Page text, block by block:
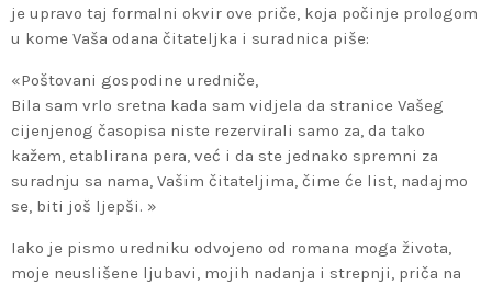
je upravo taj formalni okvir ove priče, koja počinje prologom
u kome Vaša odana čitateljka i suradnica piše:
«Poštovani gospodine uredniče,
Bila sam vrlo sretna kada sam vidjela da stranice Vašeg
cijenjenog časopisa niste rezervirali samo za, da tako
kažem, etablirana pera, već i da ste jednako spremni za
suradnju sa nama, Vašim čitateljima, čime će list, nadajmo
se, biti još ljepši. »
Iako je pismo uredniku odvojeno od romana moga života,
moje neuslišene ljubavi, mojih nadanja i strepnji, priča na